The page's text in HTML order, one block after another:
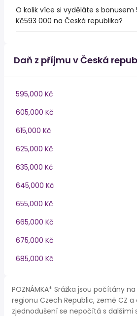
O kolik více si vyděláte s bonusem
Kč593 000 na Česká republika?
Daň z příjmu v Česká
595,000 Kč
605,000 Kč
615,000 Kč
625,000 Kč
635,000 Kč
645,000 Kč
655,000 Kč
665,000 Kč
675,000 Kč
685,000 Kč
POZNÁMKA* Srážka jsou počítány
regionu Czech Republic, země CZ a
zjednodušení se nepočítá s dalšími